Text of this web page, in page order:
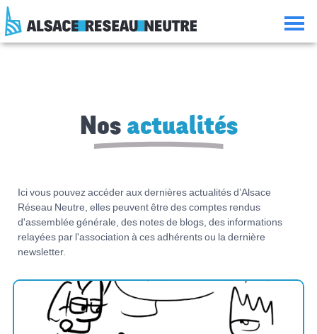
Aller
au
contenu
Aller
la
Aller
la
Consulter
le
plan
Nos actualités
Ici vous pouvez accéder aux dernières actualités d’Alsace
Réseau Neutre, elles peuvent être des comptes rendus
d'assemblée générale, des notes de blogs, des informations
relayées par l'association à ces adhérents ou la dernière
newsletter.